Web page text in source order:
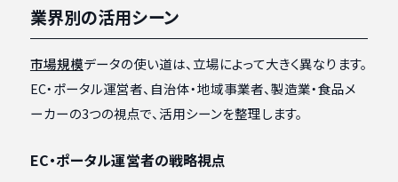
業界別の活用シーン
市場規模データの使い道は、立場によって大きく異なります。
EC・ポータル運営者、自治体・地域事業者、製造業・食品メ
ーカーの3つの視点で、活用シーンを整理します。
EC・ポータル運営者の戦略視点